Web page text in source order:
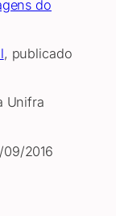
do
, publicado
Unifra
2016